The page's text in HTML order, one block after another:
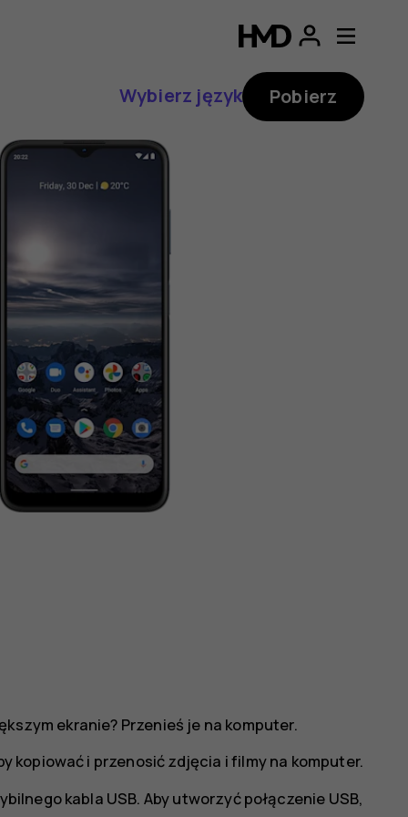
Wybierz język Pobierz
ekranie? Przenieś je na komputer.
kopiować i przenosić zdjęcia i filmy na komputer.
kabla USB. Aby utworzyć połączenie USB,